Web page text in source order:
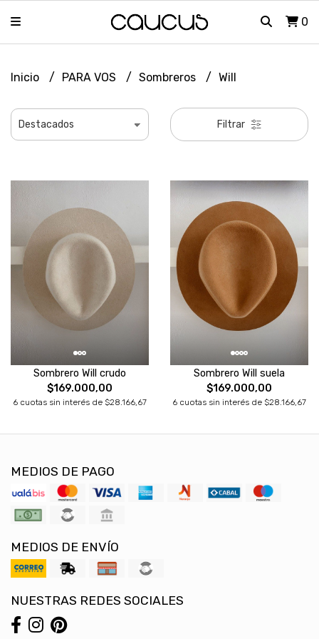
0
Inicio PARA VOS Sombreros Will
Filtrar
Sombrero Will crudo
$169.000,00
6 cuotas sin interés de $28.166,67
Sombrero Will suela
$169.000,00
6 cuotas sin interés de $28.166,67
MEDIOS DE PAGO
MEDIOS DE ENVÍO
NUESTRAS REDES SOCIALES